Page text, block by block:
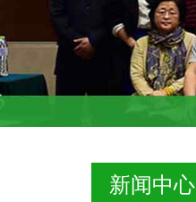
新闻中心